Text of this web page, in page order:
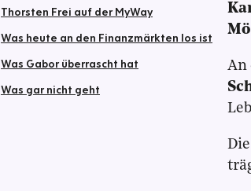
Thorsten Frei auf der MyWay
Was heute an den Finanzmärkten los ist
Was Gabor überrascht hat
Was gar nicht geht
An